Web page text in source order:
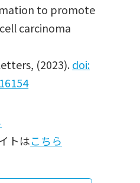
to promote
carcinoma
, (2023).doi:
トはこちら